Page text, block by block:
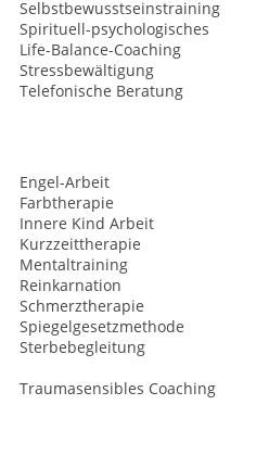
Selbstbewusstseinstraining
Spirituell-psychologisches
Life-Balance-Coaching
Stressbewältigung
Telefonische Beratung
Engel-Arbeit
Farbtherapie
Innere Kind Arbeit
Kurzzeittherapie
Mentaltraining
Reinkarnation
Schmerztherapie
Spiegelgesetzmethode
Sterbebegleitung
Traumasensibles Coaching